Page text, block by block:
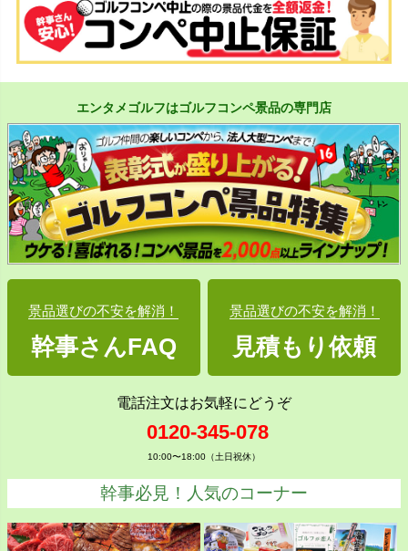
エンタメゴルフはゴルフコンペ景品の専門店
景品選びの不安を解消！
幹事さんFAQ
景品選びの不安を解消！
見積もり依頼
電話注文はお気軽にどうぞ
0120-345-078
10:00〜18:00（土日祝休）
幹事必見！人気のコーナー